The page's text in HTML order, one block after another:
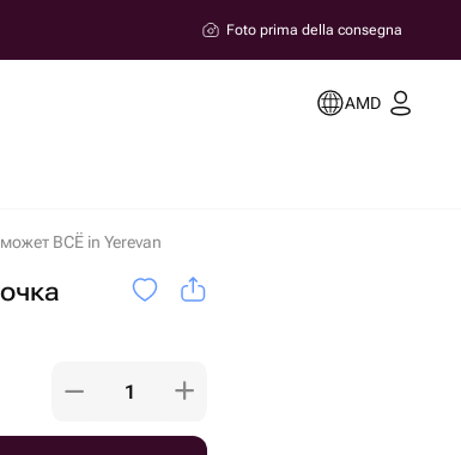
Foto prima della consegna
AMD
ВСЁ in Yerevan